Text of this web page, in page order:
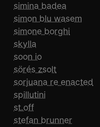
simina badea
simon blu wasem
simone borghi
skylla
soon io
sörés zsolt
sorjuana re enacted
spillutini
st.off
stefan brunner